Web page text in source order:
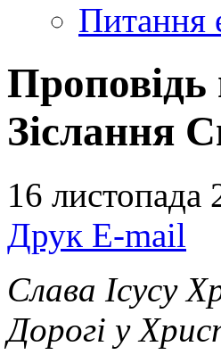
Питання
Проповідь
Зіслання
16 листопада
Друк E-mail
Слава Ісусу
Дорогі у